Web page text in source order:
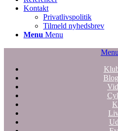
Kontakt
Privatlivspolitik
Tilmeld nyhedsbrev
Menu Menu
Menu